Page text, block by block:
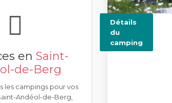
enSaint-
de-Berg
les campings pour vos
Andéol-de-Berg,
Détails
du
camping